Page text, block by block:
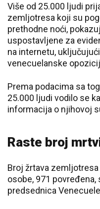
Više od 25.000 ljudi
zemljotresa koji su
prethodne noći,
uspostavljene za
na internetu,
venecuelanske
Prema podacima sa
25.000 ljudi vodilo se
informacija o njihovoj
Raste broj
Broj žrtava
osobe, 971
predsednica